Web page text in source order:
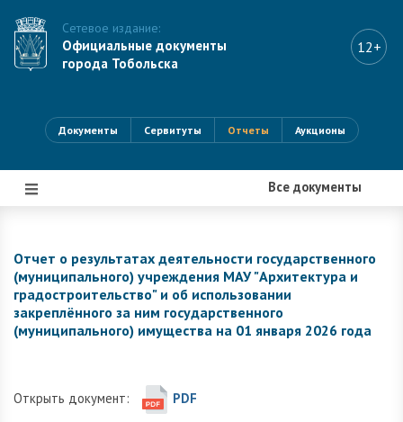
Сетевое издание:
Официальные документы
города Тобольска
12+
Документы Сервитуты Отчеты Аукционы
Все документы
|||
Отчет о результатах деятельности государственного
(муниципального) учреждения МАУ "Архитектура и
градостроительство" и об использовании
закреплённого за ним государственного
(муниципального) имущества на 01 января 2026 года
Открыть документ: PDF